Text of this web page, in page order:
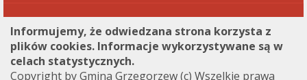
Informujemy, że odwiedzana strona korzysta z
plików cookies. Informacje wykorzystywane są w
celach statystycznych.
Copyright by Gmina Grzegorzew (c) Wszelkie prawa